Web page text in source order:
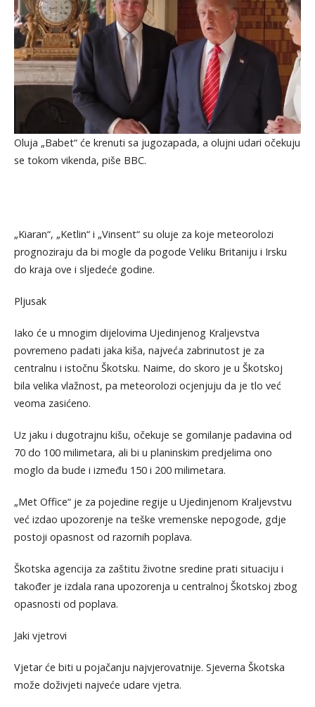
Oluja „Babet“ će krenuti sa jugozapada, a olujni udari očekuju
se tokom vikenda, piše BBC.
„Kiaran“, „Ketlin“ i „Vinsent“ su oluje za koje meteorolozi
prognoziraju da bi mogle da pogode Veliku Britaniju i Irsku
do kraja ove i sljedeće godine.
Pljusak
Iako će u mnogim dijelovima Ujedinjenog Kraljevstva
povremeno padati jaka kiša, najveća zabrinutost je za
centralnu i istočnu Škotsku. Naime, do skoro je u Škotskoj
bila velika vlažnost, pa meteorolozi ocjenjuju da je tlo već
veoma zasićeno.
Uz jaku i dugotrajnu kišu, očekuje se gomilanje padavina od
70 do 100 milimetara, ali bi u planinskim predjelima ono
moglo da bude i između 150 i 200 milimetara.
„Met Office“ je za pojedine regije u Ujedinjenom Kraljevstvu
već izdao upozorenje na teške vremenske nepogode, gdje
postoji opasnost od razornih poplava.
Škotska agencija za zaštitu životne sredine prati situaciju i
također je izdala rana upozorenja u centralnoj Škotskoj zbog
opasnosti od poplava.
Jaki vjetrovi
Vjetar će biti u pojačanju najvjerovatnije. Sjeverna Škotska
može doživjeti najveće udare vjetra.